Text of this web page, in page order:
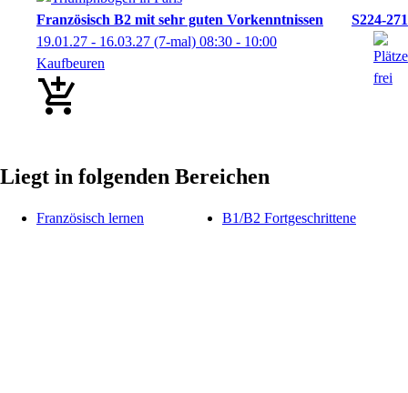
Französisch B2 mit sehr guten Vorkenntnissen
S224-271
19.01.27 - 16.03.27 (7-mal) 08:30 - 10:00
Kaufbeuren
Liegt in folgenden Bereichen
Französisch lernen B1/B2 Fortgeschrittene